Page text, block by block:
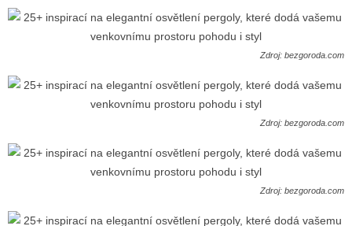
Zdroj: bezgoroda.com
Zdroj: bezgoroda.com
Zdroj: bezgoroda.com